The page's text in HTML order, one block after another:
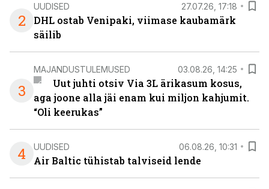
2
UUDISED 27.07.26, 17:18
DHL ostab Venipaki, viimase kaubamärk
säilib
3
MAJANDUSTULEMUSED 03.08.26, 14:25
Uut juhti otsiv Via 3L ärikasum kosus,
aga joone alla jäi enam kui miljon kahjumit.
“Oli keerukas”
4 UUDISED 06.08.26, 10:31
Air Baltic tühistab talviseid lende